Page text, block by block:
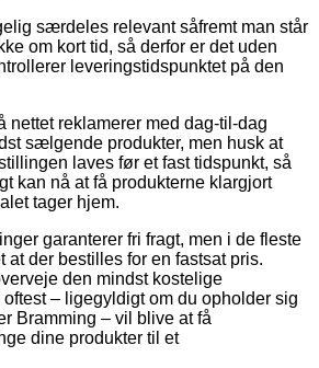
særdeles relevant såfremt man står
om kort tid, så derfor er det uden
leveringstidspunktet på den
nettet reklamerer med dag-til-dag
sælgende produkter, men husk at
laves før et fast tidspunkt, så
kan nå at få produkterne klargjort
tager hjem.
garanterer fri fragt, men i de fleste
der bestilles for en fastsat pris.
den mindst kostelige
oftest – ligegyldigt om du opholder sig
Bramming – vil blive at få
dine produkter til et